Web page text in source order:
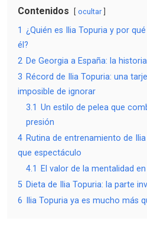
Contenidos ocultar
1 ¿Quién es Ilia Topuria y por
él?
2 De Georgia a España: la
3 Récord de Ilia Topuria: una
imposible de ignorar
3.1 Un estilo de pelea que
presión
4 Rutina de entrenamiento de
que espectáculo
4.1
El valor de la mentalidad
5 Dieta de Ilia Topuria: la parte
6
Ilia Topuria ya es mucho más